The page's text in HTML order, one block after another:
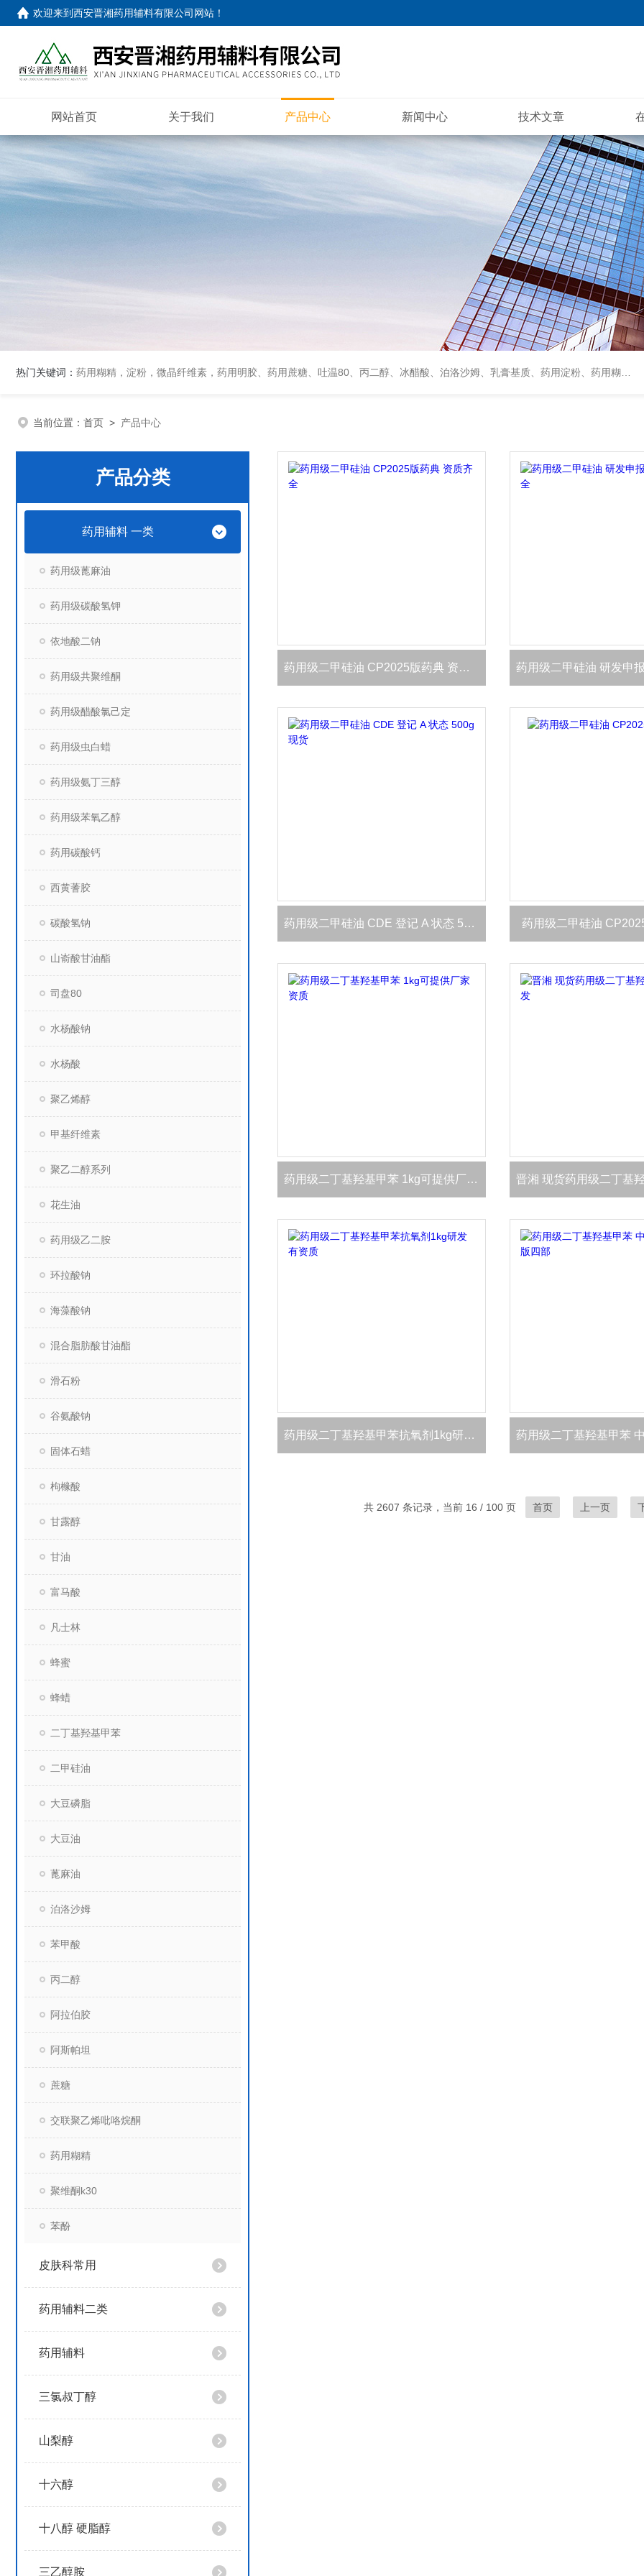
欢迎来到西安晋湘药用辅料有限公司网站 ！
网站首页 关于我们 产品中心 新闻中心 技术文章
热门关键词： 药用糊精，淀粉，微晶纤维素，药用明胶、药用蔗糖、吐温80、丙二醇、冰醋酸、泊洛沙姆、乳膏基质、药用淀粉、药用糊精、硬脂酸镁、聚丙烯酸树脂系列、羧甲基淀粉钠、羧甲基纤维素钠、可溶性淀粉、甘露醇、羟丙纤维素、羟丙基甲基纤维素、乳糖、交联聚维酮、交联羧甲基纤维素钠、聚乙二醇（PEG）系列、二氧化硅、聚乙烯吡咯烷酮、十八醇、十六醇、预交化淀粉、微晶纤维素、甲基纤维素、乙基纤维素，三氯蔗糖，麝香草酚，药用蜂蜜，
当前位置： 首页 > 产品中心
产品分类
药用辅料 一类
药用级蓖麻油
药用级碳酸氢钾
依地酸二钠
药用级共聚维酮
药用级醋酸氯己定
药用级虫白蜡
药用级氨丁三醇
药用级苯氧乙醇
药用碳酸钙
西黄蓍胶
碳酸氢钠
山嵛酸甘油酯
司盘80
水杨酸钠
水杨酸
聚乙烯醇
甲基纤维素
聚乙二醇系列
花生油
药用级乙二胺
环拉酸钠
海藻酸钠
混合脂肪酸甘油酯
滑石粉
谷氨酸钠
固体石蜡
枸橼酸
甘露醇
甘油
富马酸
凡士林
蜂蜜
蜂蜡
二丁基羟基甲苯
二甲硅油
大豆磷脂
大豆油
蓖麻油
泊洛沙姆
苯甲酸
丙二醇
阿拉伯胶
阿斯帕坦
蔗糖
交联聚乙烯吡咯烷酮
药用糊精
聚维酮k30
苯酚
皮肤科常用
药用辅料二类
药用辅料
三氯叔丁醇
山梨醇
十六醇
十八醇 硬脂醇
三乙醇胺
药用级二甲硅油 CP2025版药典 资质齐全
药用级二甲硅油 CDE 登记 A 状态 500g现货 药用级二甲硅油
药用级二丁基羟基甲苯 1kg可提供厂家资质
药用级二丁基羟基甲苯抗氧剂1kg研发 有资质
共 2607 条记录，当前 16 / 100 页 首页 上一页